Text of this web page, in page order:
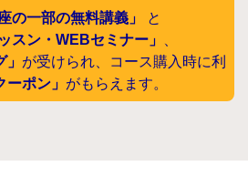
の一部の無料講義」
と
スン・WEBセミナー」
が受けられ、コース購入時に利
ーポン」 がもらえます。